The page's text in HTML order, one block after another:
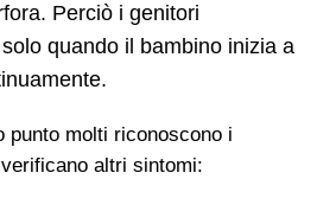
Perciò i genitori
quando il bambino inizia a
punto molti riconoscono i
altri sintomi: